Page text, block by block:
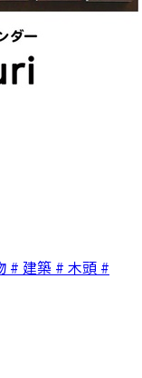
# 建築 # 木頭 #